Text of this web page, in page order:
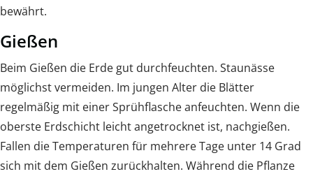
bewährt.
Gießen
Beim Gießen die Erde gut durchfeuchten. Staunässe
möglichst vermeiden. Im jungen Alter die Blätter
regelmäßig mit einer Sprühflasche anfeuchten. Wenn die
oberste Erdschicht leicht angetrocknet ist, nachgießen.
Fallen die Temperaturen für mehrere Tage unter 14 Grad
sich mit dem Gießen zurückhalten. Während die Pflanze